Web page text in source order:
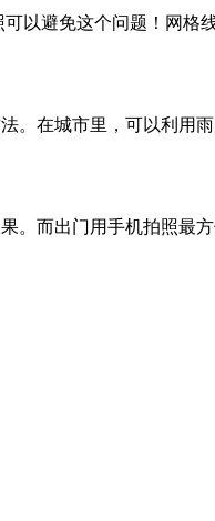
避免这个问题！网格
在城市里，可以利用
而出门用手机拍照最